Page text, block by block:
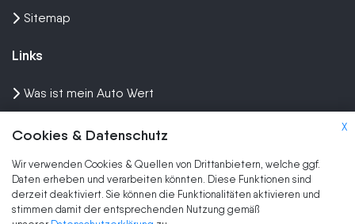
X
Cookies & Datenschutz
Wir verwenden Cookies & Quellen von Drittanbietern, welche ggf.
Daten erheben und verarbeiten könnten. Diese Funktionen sind
derzeit deaktiviert. Sie können die Funktionalitäten aktivieren und
stimmen damit der entsprechenden Nutzung gemäß
Sitemap
Links
Was ist mein Auto Wert
Wir kaufen dein Auto
Marken